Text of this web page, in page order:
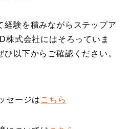
経験を積みながらステップア
株式会社にはそろっていま
以下からご確認ください。
セージは こちら